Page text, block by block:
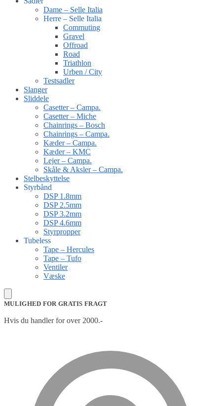
Dame – Selle Italia
Herre – Selle Italia
Commuting
Gravel
Offroad
Road
Triathlon
Urben / City
Testsadler
Slanger
Sliddele
Casetter – Campa.
Casetter – Miche
Chainrings – Bosch
Chainrings – Campa.
Kæder – Campa.
Kæder – KMC
Lejer – Campa.
Skåle & Aksler – Campa.
Stelbeskyttelse
Styrbånd
DSP 1.8mm
DSP 2.5mm
DSP 3.2mm
DSP 4.6mm
Styrpropper
Tubeless
Tape – Hercules
Tape – Tufo
Ventiler
Væske
MULIGHED FOR GRATIS FRAGT
Hvis du handler for over 2000.-